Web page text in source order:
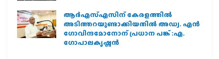
ആര്‍എസ്എസിന് കേരളത്തില്‍
അടിത്തറയുണ്ടാക്കിയതില്‍ അഡ്വ. എന്‍
ഗോവിന്ദമോനോന് പ്രധാന പങ്ക് :എ.
ഗോപാലകൃഷ്ണന്‍